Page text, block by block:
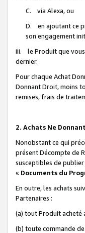
C. via Alexa, ou
D. en ajoutant ce
son engagement
iii. le Produit que vous
dernier.
Pour chaque Achat
Donnant Droit, moins
remises, frais de
2. Achats Ne
Nonobstant ce qui
présent Décompte de
susceptibles de
« Documents du
En outre, les achats
Partenaires :
(a) tout Produit acheté
(b) toute commande